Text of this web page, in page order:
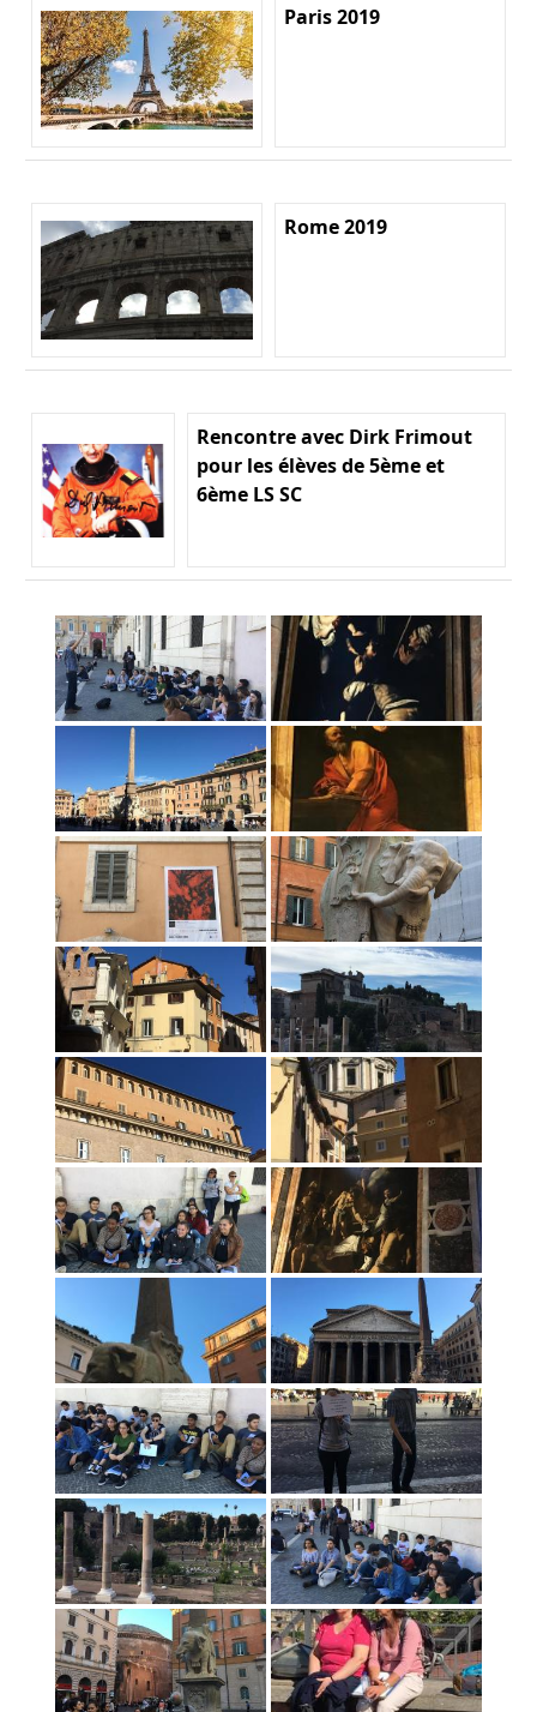
Paris 2019
Rome 2019
Rencontre avec Dirk Frimout
pour les élèves de 5ème et
6ème LS SC